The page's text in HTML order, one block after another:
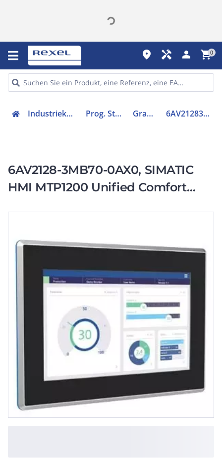
place handyman person shopping_cart0
Industriekomponenten Prog. Steuerungen Grafik-Panel 6AV21283MB700AX0
6AV2128-3MB70-0AX0, SIMATIC
HMI MTP1200 Unified Comfort